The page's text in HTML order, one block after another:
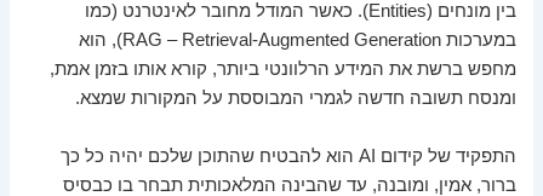
בין מונחים (Entities). כאשר המודל מחובר לאינטרנט (כמו
במערכות RAG – Retrieval-Augmented Generation), הוא
מחפש ברשת את המידע הרלוונטי ביותר, קורא אותו בזמן אמת,
ומנסח תשובה חדשה לגמרי המבוססת על המקורות שמצא.
התפקיד של קידום AI הוא להבטיח שהתוכן שלכם יהיה כל כך
ברור, אמין, ומובנה, עד שהבינה המלאכותית תבחר בו כבסיס